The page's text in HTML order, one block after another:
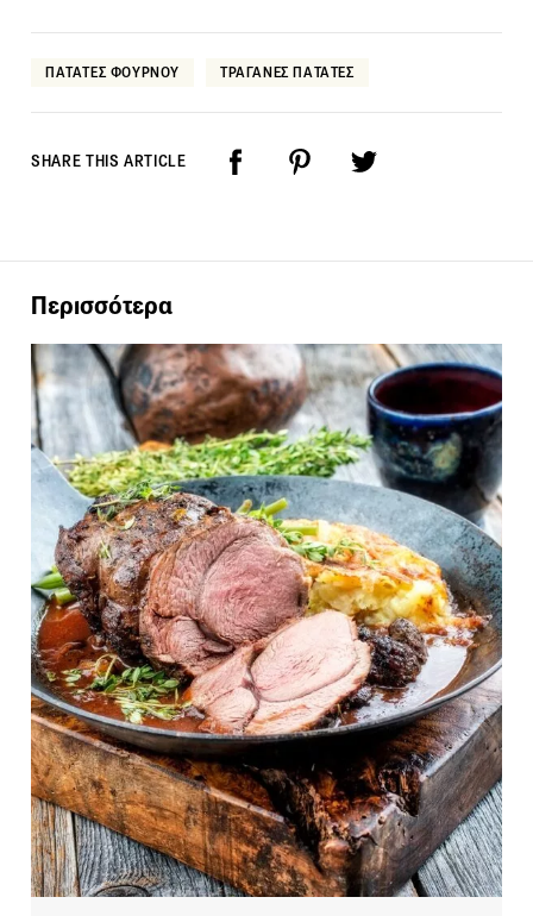
ΠΑΤΑΤΕΣ ΦΟΥΡΝΟΥ ΤΡΑΓΑΝΕΣ ΠΑΤΑΤΕΣ
SHARE THIS ARTICLE
Περισσότερα